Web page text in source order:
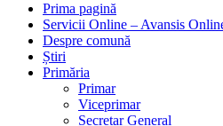
Prima pagină
Servicii Online – Avansis
Despre comună
Știri
Primăria
Primar
Viceprimar
Secretar General